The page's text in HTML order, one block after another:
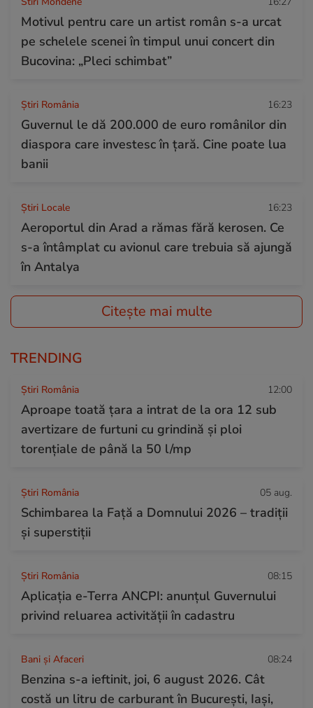
Motivul pentru care un artist român s-a urcat
pe schelele scenei în timpul unui concert din
Bucovina: „Pleci schimbat”
Știri România 16:23
Guvernul le dă 200.000 de euro românilor din
diaspora care investesc în țară. Cine poate lua
banii
Știri Locale 16:23
Aeroportul din Arad a rămas fără kerosen. Ce
s-a întâmplat cu avionul care trebuia să ajungă
în Antalya
Citește mai multe
TRENDING
Știri România 12:00
Aproape toată țara a intrat de la ora 12 sub
avertizare de furtuni cu grindină și ploi
torențiale de până la 50 l/mp
Știri România 05 aug.
Schimbarea la Față a Domnului 2026 – tradiții
și superstiții
Știri România 08:15
Aplicația e-Terra ANCPI: anunțul Guvernului
privind reluarea activității în cadastru
Bani și Afaceri 08:24
Benzina s-a ieftinit, joi, 6 august 2026. Cât
costă un litru de carburant în București, Iași,